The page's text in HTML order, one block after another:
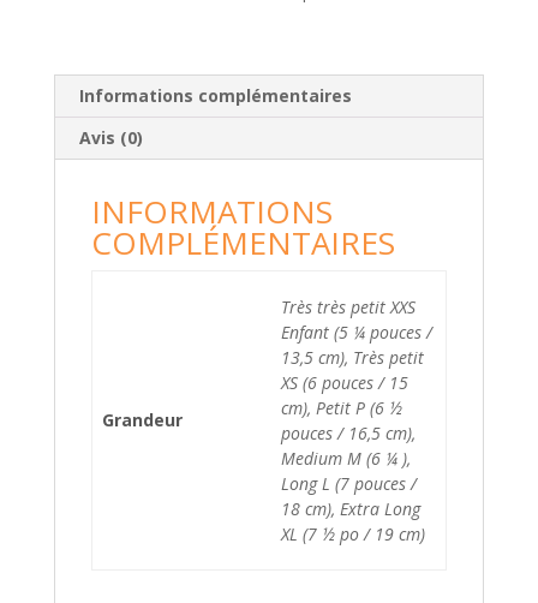
Informations complémentaires
Avis (0)
INFORMATIONS
COMPLÉMENTAIRES
Grandeur
Très très petit XXS
Enfant (5 ¼ pouces /
13,5 cm), Très petit
XS (6 pouces / 15
cm), Petit P (6 ½
pouces / 16,5 cm),
Medium M (6 ¼ ),
Long L (7 pouces /
18 cm), Extra Long
XL (7 ½ po / 19 cm)